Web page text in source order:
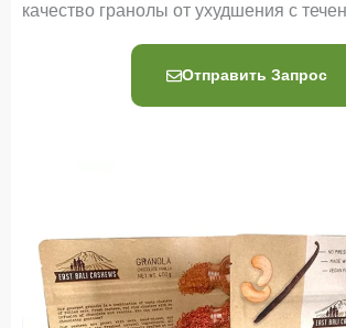
качество гранолы от ухудшения с
Отправить Запрос